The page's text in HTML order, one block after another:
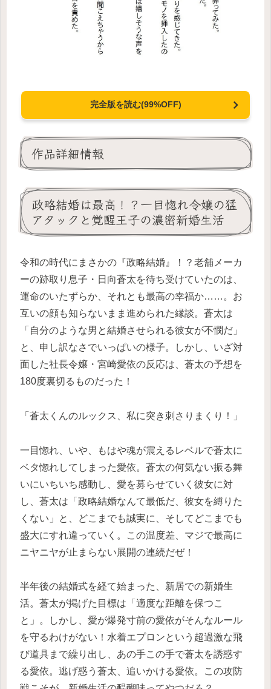
完全版を読む(99%OFF)
作品詳細情報
政略結婚は最高！？一目惚れ令嬢の猛
アタックと覚醒王子の濃密新婚生活
令和の時代にまさかの『政略結婚』！？老舗メーカ
ーの跡取り息子・日向蒼太を待ち受けていたのは、
運命のいたずらか、それとも最高の幸福か……。お
互いの顔も知らないまま進められた縁談。蒼太は
「自分のような男と結婚させられる彼女が不憫だ」
と、申し訳なさでいっぱいの様子。しかし、いざ対
面した社長令嬢・宮崎愛依の反応は、蒼太の予想を
180度裏切るものだった！
「蒼太くんのルックス、私に突き刺さりまくり！」
一目惚れ、いや、もはや魂が震えるレベルで蒼太に
ベタ惚れしてしまった愛依。蒼太の何気ない振る舞
いにいちいち感動し、愛を募らせていく彼女に対
し、蒼太は「政略結婚なんて最低だ、彼女を縛りた
くない」と、どこまでも誠実に、そしてどこまでも
盛大にすれ違っていく。この温度差、マジで最高に
ニヤニヤが止まらない展開の連続だぜ！
半年後の結婚式を経て始まった、新居での新婚生
活。蒼太が掲げた目標は「適度な距離を保つこ
と」。しかし、愛が爆発寸前の愛依がそんなルール
を守るわけがない！水着エプロンという超過激な飛
び道具まで繰り出し、あの手この手で蒼太を誘惑す
る愛依。逃げ惑う蒼太、追いかける愛依。この攻防